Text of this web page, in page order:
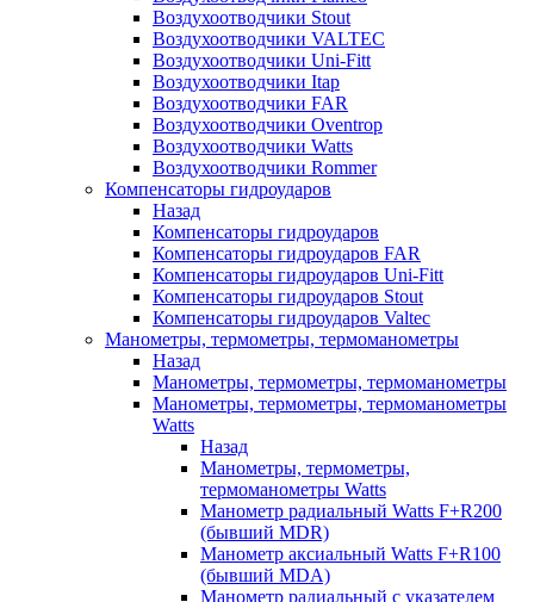
Воздухоотводчики Stout
Воздухоотводчики VALTEC
Воздухоотводчики Uni-Fitt
Воздухоотводчики Itap
Воздухоотводчики FAR
Воздухоотводчики Oventrop
Воздухоотводчики Watts
Воздухоотводчики Rommer
Компенсаторы гидроударов
Назад
Компенсаторы гидроударов
Компенсаторы гидроударов FAR
Компенсаторы гидроударов Uni-Fitt
Компенсаторы гидроударов Stout
Компенсаторы гидроударов Valtec
Манометры, термометры, термоманометры
Назад
Манометры, термометры, термоманометры
Манометры, термометры, термоманометры
Watts
Назад
Манометры, термометры,
термоманометры Watts
Манометр радиальный Watts F+R200
(бывший MDR)
Манометр аксиальный Watts F+R100
(бывший MDA)
Манометр радиальный с указателем